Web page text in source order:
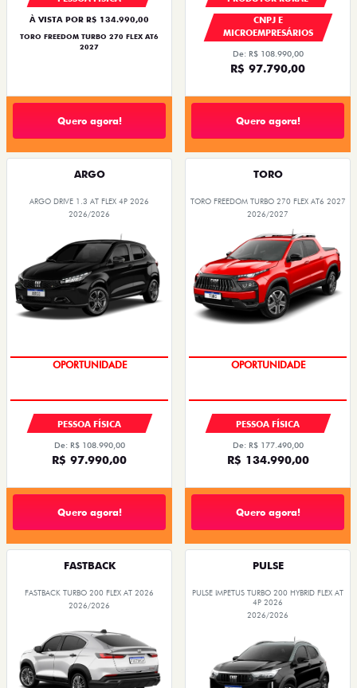
À VISTA POR R$ 134.990,00
TORO FREEDOM TURBO 270 FLEX AT6
2027
Quero agora!
CNPJ E
MICROEMPRESÁRIOS
De: R$ 108.990,00
R$ 97.790,00
Quero agora!
ARGO
ARGO DRIVE 1.3 AT FLEX 4P 2026
2026/2026
ÚLTIMAS UNIDADES
PESSOA FÍSICA
De: R$ 108.990,00
R$ 97.990,00
Quero agora!
TORO
TORO FREEDOM TURBO 270 FLEX AT6 2027
2026/2027
GRANDE CHANCE FIAT
PESSOA FÍSICA
De: R$ 177.490,00
R$ 134.990,00
Quero agora!
FASTBACK
FASTBACK TURBO 200 FLEX AT 2026
2026/2026
PULSE
PULSE IMPETUS TURBO 200 HYBRID FLEX AT
4P 2026
2026/2026